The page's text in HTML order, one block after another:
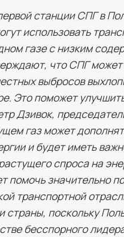
станции ​​СПГ в
использовать
газе с низким
что СПГ может
выбросов
Это поможет
Дзивок,
газ может
и будет иметь
спроса на
помочь значительно
транспортной
страны, поскольку
бесспорного